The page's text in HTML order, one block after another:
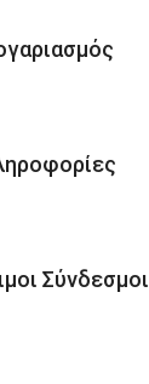
Σύνδεσμοι